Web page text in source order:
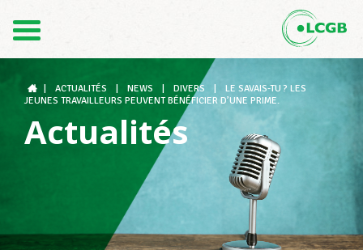
DE
Le LCGB
Structures syndicales
ACTUALITÉS NEWS DIVERS
LE SAVAIS-TU ? LES
JEUNES TRAVAILLEURS PEUVENT BÉNÉFICIER D’UNE PRIME.
Actualités